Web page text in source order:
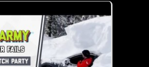
diskutieren über das
ein großer Fan dieser Sendung.